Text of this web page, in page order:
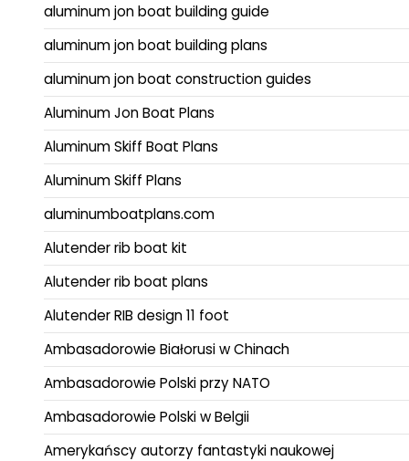
aluminum jon boat building guide
aluminum jon boat building plans
aluminum jon boat construction guides
Aluminum Jon Boat Plans
Aluminum Skiff Boat Plans
Aluminum Skiff Plans
aluminumboatplans.com
Alutender rib boat kit
Alutender rib boat plans
Alutender RIB design 11 foot
Ambasadorowie Białorusi w Chinach
Ambasadorowie Polski przy NATO
Ambasadorowie Polski w Belgii
Amerykańscy autorzy fantastyki naukowej